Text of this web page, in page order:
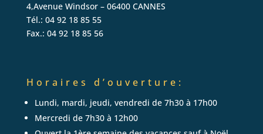
4,Avenue Windsor – 06400 CANNES
Tél.: 04 92 18 85 55
Fax.: 04 92 18 85 56
Horaires d’ouverture:
Lundi, mardi, jeudi, vendredi de 7h30 à 17h00
Mercredi de 7h30 à 12h00